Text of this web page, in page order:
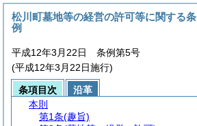
松川町墓地等の経営の許可等に関する条
例
平成12年3月22日 条例第5号
(平成12年3月22日施行)
条項目次
沿革
本則
第1条(趣旨)